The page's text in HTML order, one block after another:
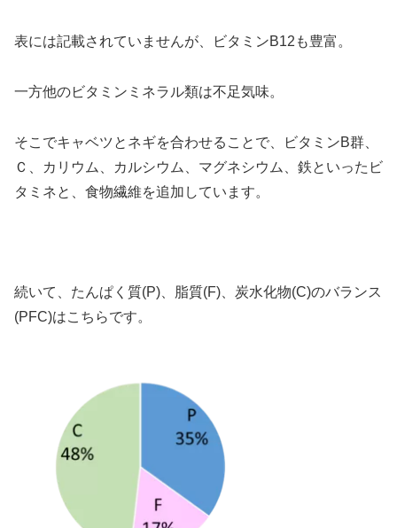
表には記載されていませんが、ビタミンB12も豊富。
一方他のビタミンミネラル類は不足気味。
そこでキャベツとネギを合わせることで、ビタミンB群、
Ｃ、カリウム、カルシウム、マグネシウム、鉄といったビ
タミネと、食物繊維を追加しています。
続いて、たんぱく質(P)、脂質(F)、炭水化物(C)のバランス
(PFC)はこちらです。